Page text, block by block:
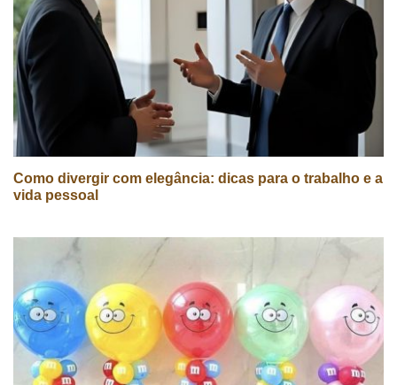
Como divergir com elegância: dicas para o trabalho e a
vida pessoal